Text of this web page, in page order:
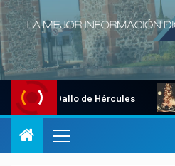
Gallo de Hércules